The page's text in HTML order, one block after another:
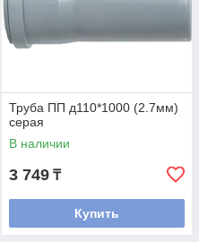
Труба ПП д110*1000 (2.7мм)
серая
В наличии
3 749 ₸
Купить